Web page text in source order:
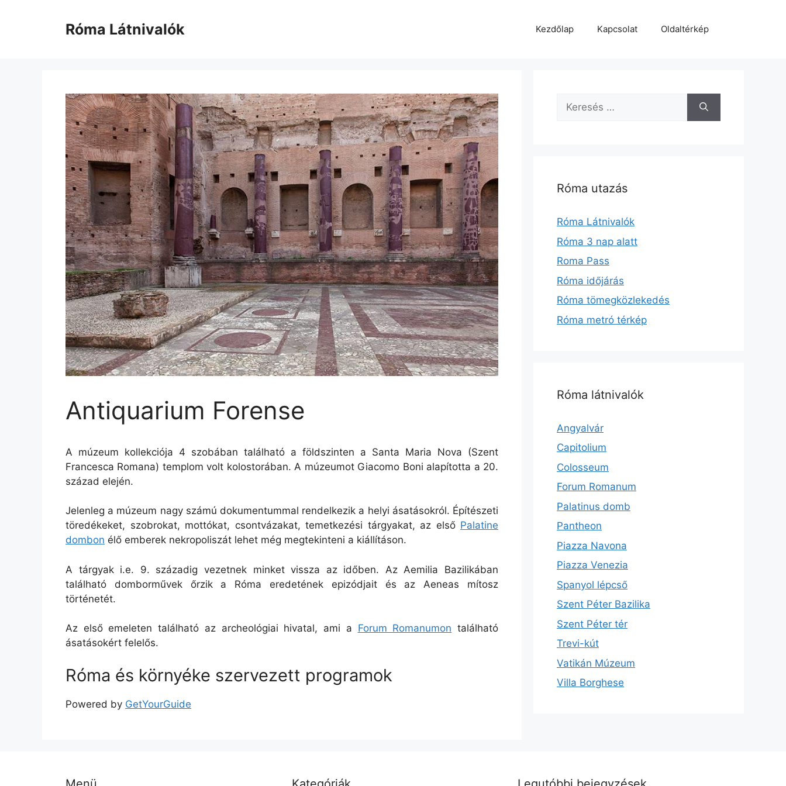
Róma Látnivalók Kezdőlap Kapcsolat Oldaltérkép
Antiquarium Forense
A múzeum kollekciója 4 szobában található a földszinten a Santa Maria Nova (Szent
Francesca Romana) templom volt kolostorában. A múzeumot Giacomo Boni alapította a 20.
század elején.
Jelenleg a múzeum nagy számú dokumentummal rendelkezik a helyi ásatásokról. Építészeti
töredékeket, szobrokat, mottókat, csontvázakat, temetkezési tárgyakat, az első Palatine
dombon élő emberek nekropoliszát lehet még megtekinteni a kiállításon.
A tárgyak i.e. 9. századig vezetnek minket vissza az időben. Az Aemilia Bazilikában
található domborművek őrzik a Róma eredetének epizódjait és az Aeneas mítosz
történetét.
Az első emeleten található az archeológiai hivatal, ami a Forum Romanumon található
ásatásokért felelős.
Róma és környéke szervezett programok
Powered by GetYourGuide
Keresés:
Róma utazás
Róma Látnivalók
Róma 3 nap alatt
Roma Pass
Róma időjárás
Róma tömegközlekedés
Róma metró térkép
Róma látnivalók
Angyalvár
Capitolium
Colosseum
Forum Romanum
Palatinus domb
Pantheon
Piazza Navona
Piazza Venezia
Spanyol lépcső
Szent Péter Bazilika
Szent Péter tér
Trevi-kút
Vatikán Múzeum
Villa Borghese